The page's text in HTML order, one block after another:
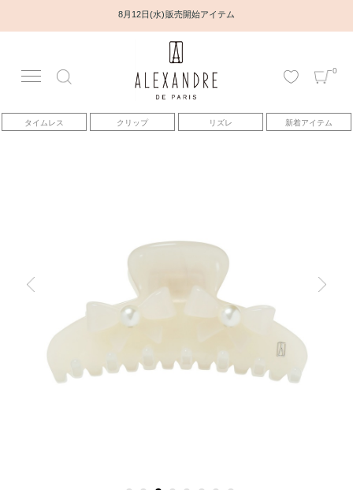
8月12日(水) 販売開始アイテム
0
タイムレス クリップ リズレ 新着アイテム
アカウント
アイテム
トピックス
ヘアアレンジ動画
ヒストリー